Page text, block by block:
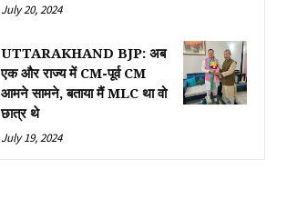
July 20, 2024
UTTARAKHAND BJP: अब
एक और राज्य में CM-पूर्व CM
आमने सामने, बताया मैं MLC था वो
छात्र थे
July 19, 2024